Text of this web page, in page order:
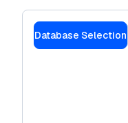
Database Selection